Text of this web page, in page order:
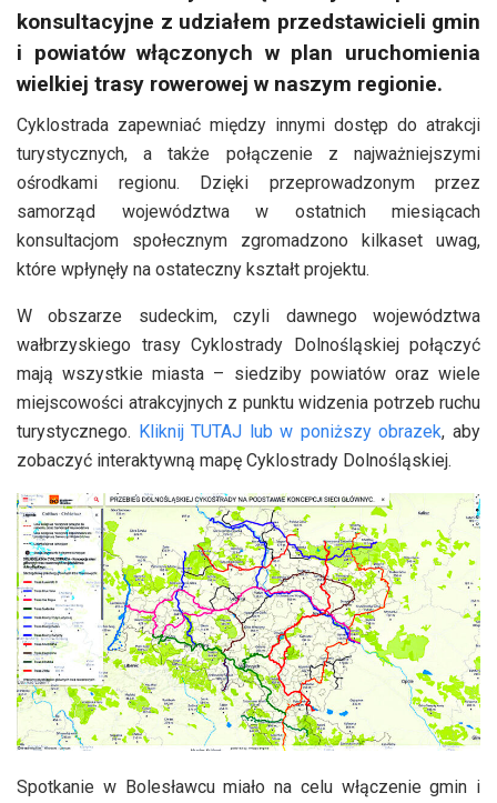
konsultacyjne z udziałem przedstawicieli gmin
i powiatów włączonych w plan uruchomienia
wielkiej trasy rowerowej w naszym regionie.
Cyklostrada zapewniać między innymi dostęp do atrakcji
turystycznych, a także połączenie z najważniejszymi
ośrodkami regionu. Dzięki przeprowadzonym przez
samorząd województwa w ostatnich miesiącach
konsultacjom społecznym zgromadzono kilkaset uwag,
które wpłynęły na ostateczny kształt projektu.
W obszarze sudeckim, czyli dawnego województwa
wałbrzyskiego trasy Cyklostrady Dolnośląskiej połączyć
mają wszystkie miasta – siedziby powiatów oraz wiele
miejscowości atrakcyjnych z punktu widzenia potrzeb ruchu
turystycznego. Kliknij TUTAJ lub w poniższy obrazek, aby
zobaczyć interaktywną mapę Cyklostrady Dolnośląskiej.
Spotkanie w Bolesławcu miało na celu włączenie gmin i